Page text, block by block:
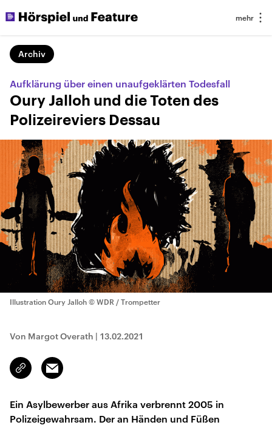
Archiv
Aufklärung über einen unaufgeklärten Todesfall
Oury Jalloh und die Toten des
Polizeireviers Dessau
Illustration Oury Jalloh © WDR / Trompetter
Von Margot Overath | 13.02.2021
Link
kopieren/teilen
Email
Ein Asylbewerber aus Afrika verbrennt 2005 in
Polizeigewahrsam. Der an Händen und Füßen